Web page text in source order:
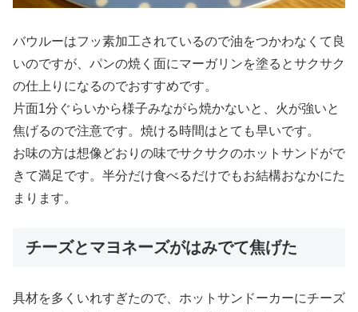
バウルーはフッ素加工されているので油をつかわなくて良
いのですが、パンの焼く面にマーガリンを塗るとサクサク
の仕上りになるのでおすすめです。
片面1分ぐらいから様子みながら焼かないと、火が強いと
焦げるので注意です。焼ける時間はとても早いです。
お味の方は想像どおりの味でサクサクのホットサンドがで
きて満足です。半分だけ食べるだけでもお結構おなかにた
まります。
チーズとマヨネーズがはみでて焦げた
具材を多くいれすぎたので、ホットサンドーカーにチーズ